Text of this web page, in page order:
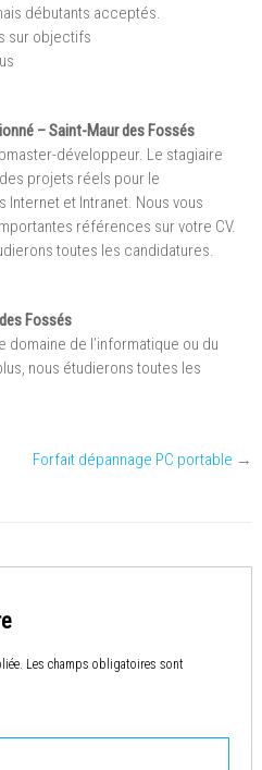
débutants acceptés.
sur objectifs
– Saint-Maur des Fossés
développeur. Le stagiaire
projets réels pour le
et Intranet. Nous vous
références sur votre CV.
toutes les candidatures.
Fossés
de l’informatique ou du
nous étudierons toutes les
Forfait dépannage PC portable →
Les champs obligatoires sont